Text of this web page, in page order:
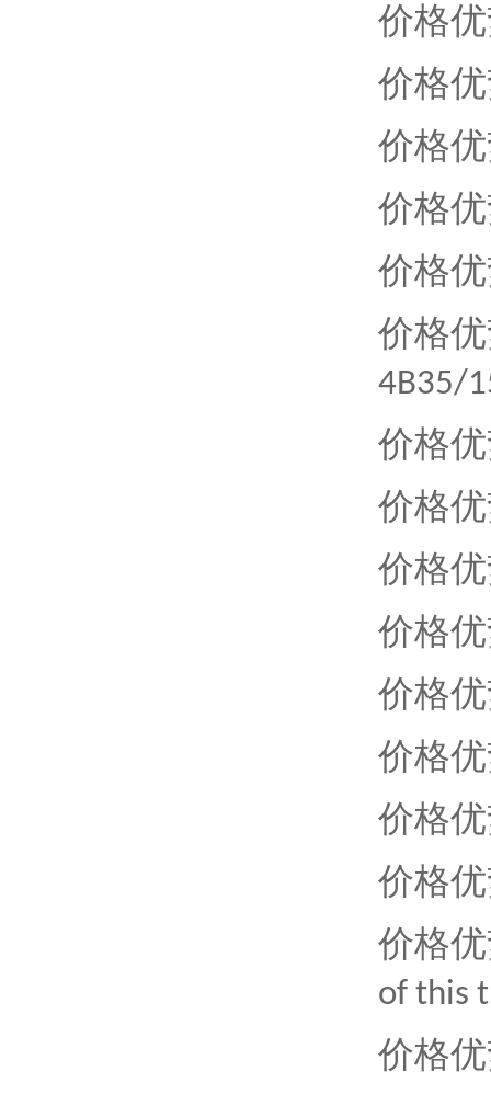
价格
价格
价格
价格
价格
价格
4B35/
价格
价格
价格
价格
价格
价格
价格
价格
价格
of this
价格